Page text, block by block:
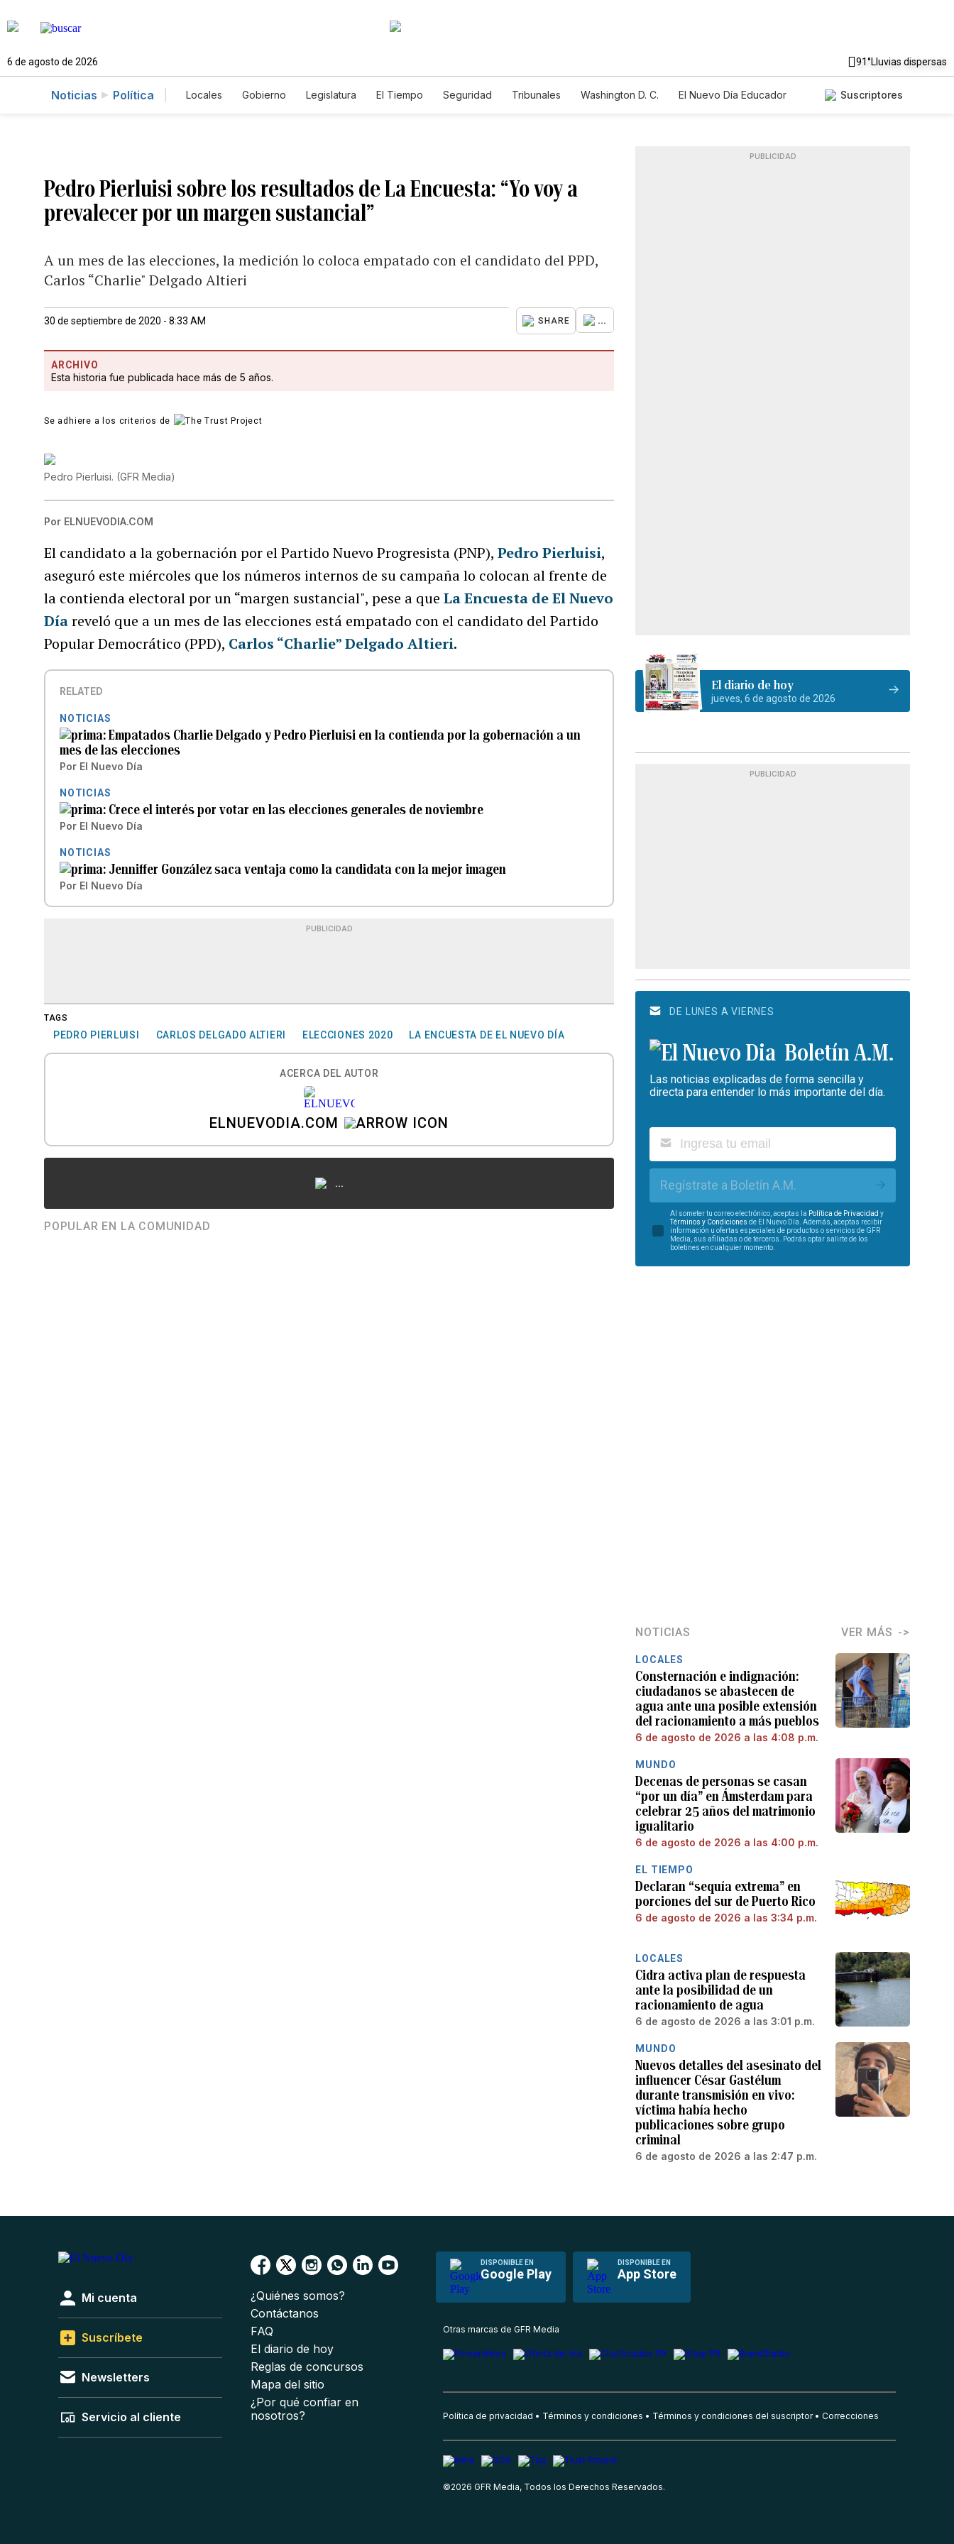
6 de agosto de 2026 91°Lluvias dispersas
Noticias Política Locales Gobierno Legislatura El Tiempo Seguridad Tribunales Washington D. C.
El Nuevo Día Educador
Suscriptores
Pedro Pierluisi sobre los resultados de La Encuesta: “Yo voy a
prevalecer por un margen sustancial”
A un mes de las elecciones, la medición lo coloca empatado con el candidato del PPD,
Carlos “Charlie" Delgado Altieri
30 de septiembre de 2020 - 8:33 AM SHARE ...
ARCHIVO
Esta historia fue publicada hace más de 5 años.
Se adhiere a los criterios de
Pedro Pierluisi. (GFR Media)
Por ELNUEVODIA.COM
El candidato a la gobernación por el Partido Nuevo Progresista (PNP),Pedro Pierluisi,
aseguró este miércoles que los números internos de su campaña lo colocan al frente de
la contienda electoral por un “margen sustancial", pese a queLa Encuesta de El Nuevo
Díareveló que a un mes de las elecciones está empatado con el candidato del Partido
Popular Democrático (PPD), Carlos “Charlie” Delgado Altieri.
RELATED
NOTICIAS
Empatados Charlie Delgado y Pedro Pierluisi en la contienda por la gobernación a un
mes de las elecciones
Por El Nuevo Día
NOTICIAS
Crece el interés por votar en las elecciones generales de noviembre
Por El Nuevo Día
NOTICIAS
Jenniffer González saca ventaja como la candidata con la mejor imagen
Por El Nuevo Día
PUBLICIDAD
TAGS
PEDRO PIERLUISI CARLOS DELGADO ALTIERI ELECCIONES 2020 LA ENCUESTA DE EL NUEVO DÍA
ACERCA DEL AUTOR
ELNUEVODIA.COM
...
POPULAR EN LA COMUNIDAD
PUBLICIDAD
El diario de hoy
jueves, 6 de agosto de 2026
PUBLICIDAD
DE LUNES A VIERNES
Boletín A.M.
Las noticias explicadas de forma sencilla y
directa para entender lo más importante del día.
Regístrate a Boletín A.M.
Al someter tu correo electrónico, aceptas la Política de Privacidad y
Términos y Condiciones de El Nuevo Día. Además, aceptas recibir
información u ofertas especiales de productos o servicios de GFR
Media, sus afiliadas o de terceros. Podrás optar salirte de los
boletines en cualquier momento.
NOTICIAS VER MÁS
LOCALES
Consternación e indignación:
ciudadanos se abastecen de
agua ante una posible extensión
del racionamiento a más pueblos
6 de agosto de 2026 a las 4:08 p.m.
MUNDO
Decenas de personas se casan
“por un día” en Ámsterdam para
celebrar 25 años del matrimonio
igualitario
6 de agosto de 2026 a las 4:00 p.m.
EL TIEMPO
Declaran “sequía extrema” en
porciones del sur de Puerto Rico
6 de agosto de 2026 a las 3:34 p.m.
LOCALES
Cidra activa plan de respuesta
ante la posibilidad de un
racionamiento de agua
6 de agosto de 2026 a las 3:01 p.m.
MUNDO
Nuevos detalles del asesinato del
influencer César Gastélum
durante transmisión en vivo:
víctima había hecho
publicaciones sobre grupo
criminal
6 de agosto de 2026 a las 2:47 p.m.
DISPONIBLE EN
Google Play
DISPONIBLE EN
App Store
Mi cuenta
Suscríbete
Newsletters
Servicio al cliente
¿Quiénes somos?
Contáctanos
FAQ
El diario de hoy
Reglas de concursos
Mapa del sitio
¿Por qué confiar en
nosotros?
Otras marcas de GFR Media
Política de privacidad Términos y condiciones Términos y condiciones del suscriptor Correcciones
©2026 GFR Media, Todos los Derechos Reservados.